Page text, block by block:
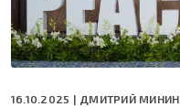
16.10.2025 | ДМИТРИЙ МИНИН